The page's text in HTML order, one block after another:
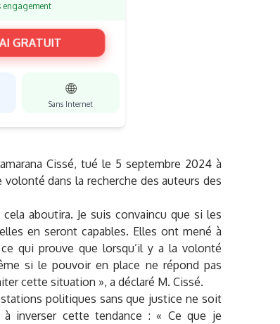
engagement
GRATUIT
🌐
Sans Internet
Cissé, tué le 5 septembre 2024 à
dans la recherche des auteurs des
aboutira. Je suis convaincu que si les
en seront capables. Elles ont mené à
qui prouve que lorsqu’il y a la volonté
si le pouvoir en place ne répond pas
cette situation », a déclaré M. Cissé.
politiques sans que justice ne soit
à inverser cette tendance : « Ce que je